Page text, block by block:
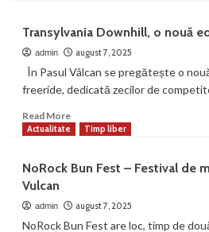
reținut
de
polițiști.
A
o
mașină
bicicletă
Transylvania Downhill, o nouă
admin august 7, 2025
În Pasul Vâlcan se pregătește o
freeride, dedicată zecilor de
Read MoreRead
more
Downhill,
nouă
ediție,
Actualitate Timp liber
NoRock Bun Fest – Festival de
Vulcan
admin august 7, 2025
NoRock Bun Fest are loc, timp de